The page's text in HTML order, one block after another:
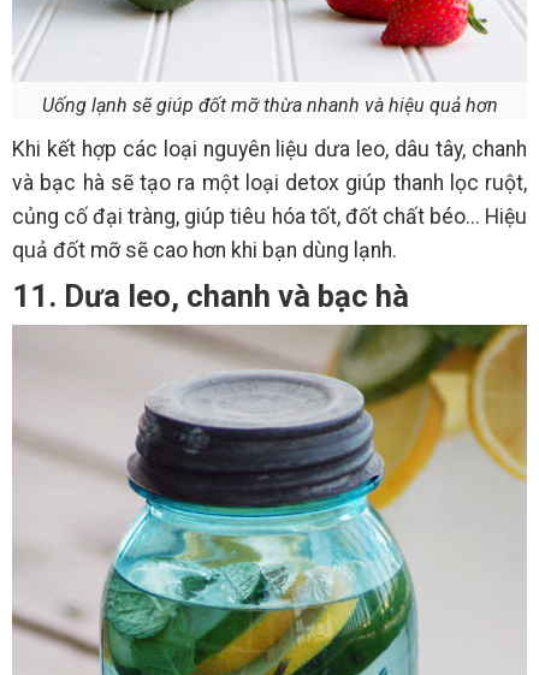
Uống lạnh sẽ giúp đốt mỡ thừa nhanh và hiệu quả hơn
Khi kết hợp các loại nguyên liệu dưa leo, dâu tây, chanh
và bạc hà sẽ tạo ra một loại detox giúp thanh lọc ruột,
củng cố đại tràng, giúp tiêu hóa tốt, đốt chất béo... Hiệu
quả đốt mỡ sẽ cao hơn khi bạn dùng lạnh.
11. Dưa leo, chanh và bạc hà